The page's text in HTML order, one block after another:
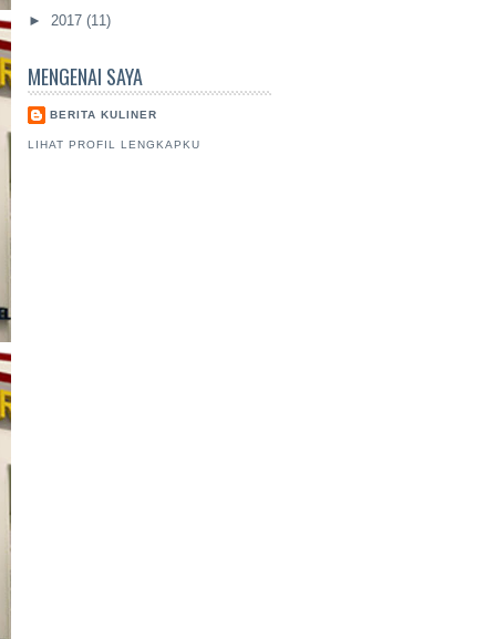
► 2017 (11)
MENGENAI SAYA
BERITA KULINER
LIHAT PROFIL LENGKAPKU